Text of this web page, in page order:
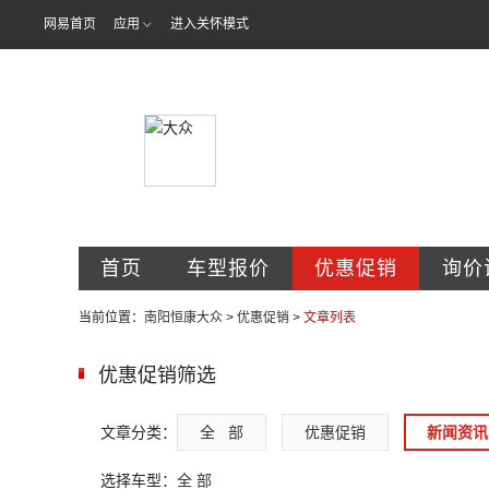
网易首页 应用 进入关怀模式
首页 车型报价 优惠促销 询价
当前位置： 南阳恒康大众 > 优惠促销 > 文章列表
优惠促销筛选
文章分类： 全   部 优惠促销 新闻资讯
选择车型： 全 部